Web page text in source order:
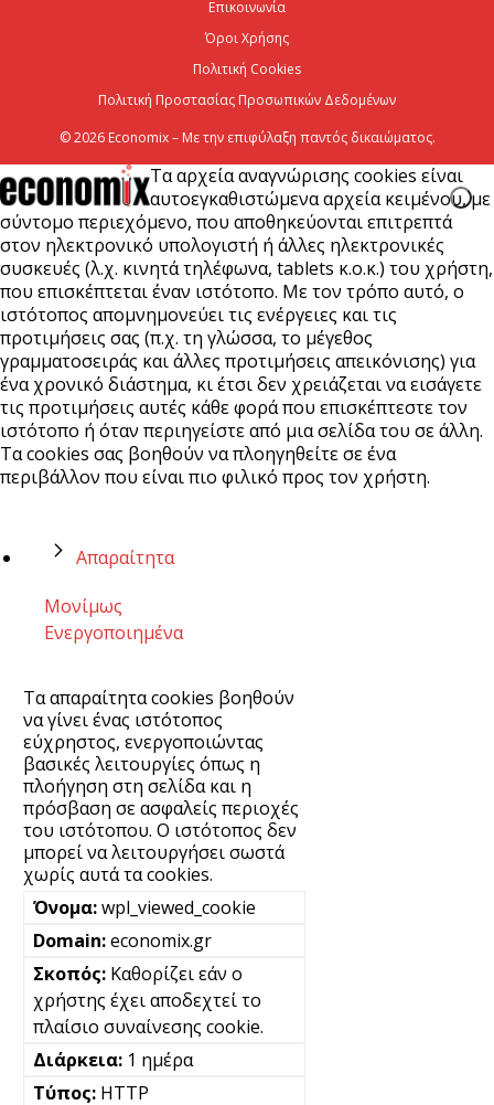
Viohalco: Ισχυρές επιδόσεις το πρώτο εξάμηνο του
Επικοινωνία
Όροι Χρήσης
Πολιτική Cookies
Πολιτική Προστασίας Προσωπικών Δεδομένων
© 2026 Economix – Με την επιφύλαξη παντός δικαιώματος.
Τα αρχεία αναγνώρισης cookies είναι
αυτοεγκαθιστώμενα αρχεία κειμένου, με
σύντομο περιεχόμενο, που αποθηκεύονται επιτρεπτά
στον ηλεκτρονικό υπολογιστή ή άλλες ηλεκτρονικές
συσκευές (λ.χ. κινητά τηλέφωνα, tablets κ.ο.κ.) του χρήστη,
που επισκέπτεται έναν ιστότοπο. Με τον τρόπο αυτό, ο
ιστότοπος απομνημονεύει τις ενέργειες και τις
προτιμήσεις σας (π.χ. τη γλώσσα, το μέγεθος
γραμματοσειράς και άλλες προτιμήσεις απεικόνισης) για
ένα χρονικό διάστημα, κι έτσι δεν χρειάζεται να εισάγετε
τις προτιμήσεις αυτές κάθε φορά που επισκέπτεστε τον
ιστότοπο ή όταν περιηγείστε από μια σελίδα του σε άλλη.
Τα cookies σας βοηθούν να πλοηγηθείτε σε ένα
περιβάλλον που είναι πιο φιλικό προς τον χρήστη.
Απαραίτητα
Μονίμως
Ενεργοποιημένα
Τα απαραίτητα cookies βοηθούν
να γίνει ένας ιστότοπος
εύχρηστος, ενεργοποιώντας
βασικές λειτουργίες όπως η
πλοήγηση στη σελίδα και η
πρόσβαση σε ασφαλείς περιοχές
του ιστότοπου. Ο ιστότοπος δεν
μπορεί να λειτουργήσει σωστά
χωρίς αυτά τα cookies.
wpl_viewed_cookie
economix.gr
Καθορίζει εάν ο
χρήστης έχει αποδεχτεί το
πλαίσιο συναίνεσης cookie.
1 ημέρα
HTTP